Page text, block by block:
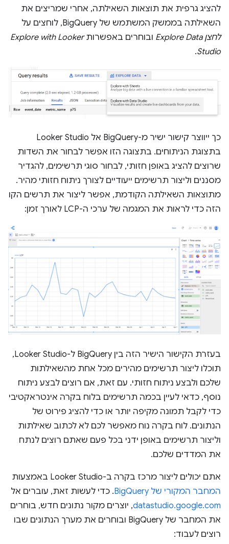
להציג גרפית את תוצאות השאילתה, אחרי שמריצים את
השאילתה בממשק המשתמש של BigQuery, לוחצים על
לחצן Explore Data
ובוחרים באפשרותExplore with Looker
Studio
.
כך ייווצר קישור ישיר מ-BigQuery אל Looker Studio
בתצוגת הניתוחים. בתצוגה הזו אפשר לבחור את השדות
שרוצים להציג באופן חזותי, לבחור סוגי תרשימים, להגדיר
מסננים וליצור תרשימים ייעודיים לצורך ניתוח חזותי מהיר.
מתוצאות השאילתה הקודמת, אפשר ליצור את תרשים הקו
הזה כדי לראות את המגמה של ערכי ה-LCP לאורך זמן:
בעזרת הקישור הישיר הזה בין BigQuery ל-Looker Studio,
תוכלו ליצור תרשימים מהירים מכל אחת מהשאילתות
שלכם ולבצע ניתוח חזותי. עם זאת, אם רוצים לבצע ניתוח
נוסף, כדאי לעיין בכמה תרשימים בלוח בקרה אינטראקטיבי
כדי לקבל תמונה מקיפה יותר או כדי להציג פירוט של
הנתונים. לוח בקרה נוח מאפשר לכם לא לכתוב שאילתות
וליצור תרשימים באופן ידני בכל פעם שאתם רוצים לנתח
את המדדים שלכם.
אתם יכולים ליצור מרכז בקרה ב-Looker Studio באמצעות
המחבר המקורי של BigQuery
. כדי לעשות זאת, עוברים אל
datastudio.google.com, יוצרים מקור נתונים חדש, בוחרים
את המחבר של BigQuery ובוחרים את מערך הנתונים שבו
רוצים לעבוד: